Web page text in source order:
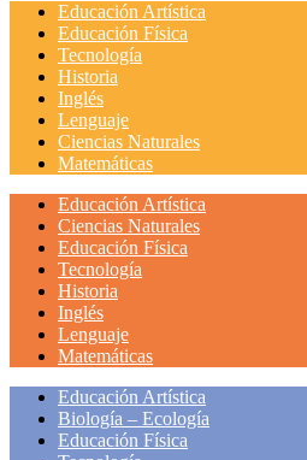
Educación Artística
Educación Física
Tecnología
Historia
Inglés
Lenguaje
Ciencias Naturales
Matemáticas
Educación Artística
Ciencias Naturales
Educación Física
Tecnología
Historia
Inglés
Lenguaje
Matemáticas
Educación Artística
Biología – Ecología
Educación Física